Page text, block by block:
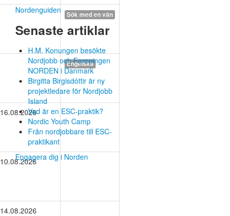
Sök med en vän
Engelska
16.08.2026
10.08.2026
14.08.2026
Norden­guiden
Senaste artiklar
H.M. Konungen besökte
Nordjobb och Foreningen
NORDEN i Danmark
Birgitta Birgisdóttir är ny
projektledare för Nordjobb
Island
Vad är en ESC-praktik?
Nordic Youth Camp
Från nordjobbare till ESC-
praktikant
Engagera dig i Norden